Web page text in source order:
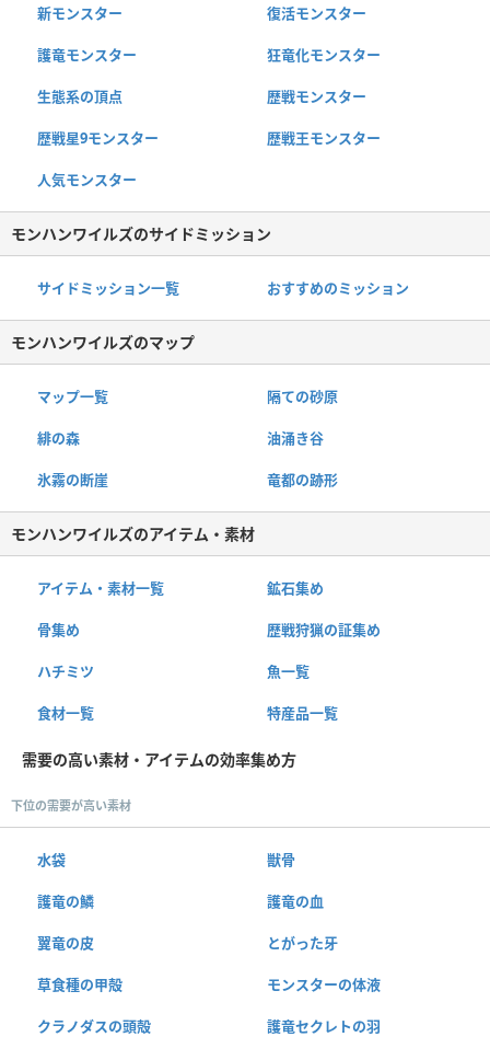
新モンスター 復活モンスター
護竜モンスター 狂竜化モンスター
生態系の頂点 歴戦モンスター
歴戦星9モンスター 歴戦王モンスター
人気モンスター
モンハンワイルズのサイドミッション
サイドミッション一覧 おすすめのミッション
モンハンワイルズのマップ
マップ一覧 隔ての砂原
緋の森 油涌き谷
氷霧の断崖 竜都の跡形
モンハンワイルズのアイテム・素材
アイテム・素材一覧 鉱石集め
骨集め 歴戦狩猟の証集め
ハチミツ 魚一覧
食材一覧 特産品一覧
需要の高い素材・アイテムの効率集め方
下位の需要が高い素材
水袋 獣骨
護竜の鱗 護竜の血
翼竜の皮 とがった牙
草食種の甲殻 モンスターの体液
クラノダスの頭殻 護竜セクレトの羽